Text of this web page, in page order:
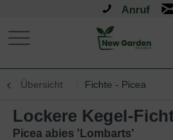
Anruf
Übersicht Fichte - Picea
Lockere Kegel-
Picea abies 'Lombarts'